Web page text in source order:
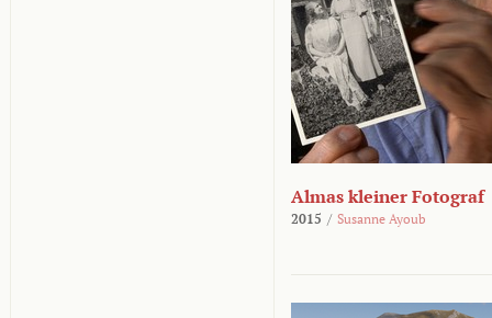
Almas kleiner Fotograf
2015 / Susanne Ayoub